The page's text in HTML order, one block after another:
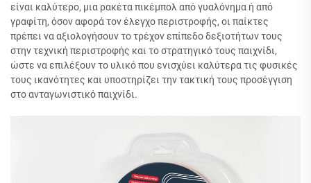
είναι καλύτερο, μια ρακέτα πικέμπολ από γυαλόνημα ή από
γραφίτη, όσον αφορά τον έλεγχο περιστροφής, οι παίκτες
πρέπει να αξιολογήσουν το τρέχον επίπεδο δεξιοτήτων τους
στην τεχνική περιστροφής και το στρατηγικό τους παιχνίδι,
ώστε να επιλέξουν το υλικό που ενισχύει καλύτερα τις φυσικές
τους ικανότητες και υποστηρίζει την τακτική τους προσέγγιση
στο ανταγωνιστικό παιχνίδι.